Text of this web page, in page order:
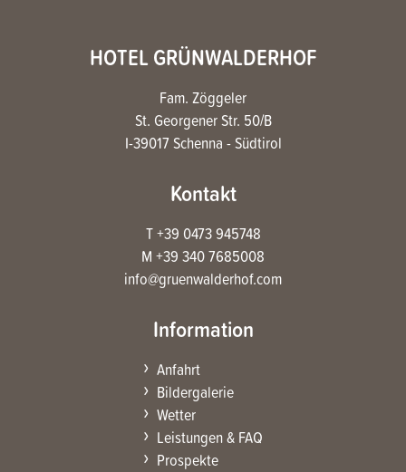
HOTEL GRÜNWALDERHOF
Fam. Zöggeler
St. Georgener Str. 50/B
I-39017 Schenna - Südtirol
Kontakt
T +39 0473 945748
M +39 340 7685008
info@gruenwalderhof.com
Information
Anfahrt
Bildergalerie
Wetter
Leistungen & FAQ
Prospekte